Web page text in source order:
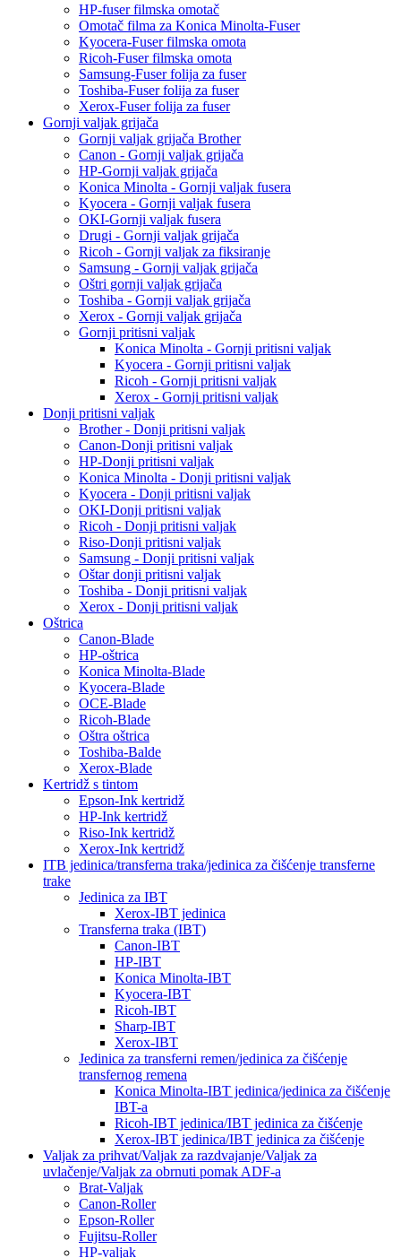
HP-fuser filmska omotač
Omotač filma za Konica Minolta-Fuser
Kyocera-Fuser filmska omota
Ricoh-Fuser filmska omota
Samsung-Fuser folija za fuser
Toshiba-Fuser folija za fuser
Xerox-Fuser folija za fuser
Gornji valjak grijača
Gornji valjak grijača Brother
Canon - Gornji valjak grijača
HP-Gornji valjak grijača
Konica Minolta - Gornji valjak fusera
Kyocera - Gornji valjak fusera
OKI-Gornji valjak fusera
Drugi - Gornji valjak grijača
Ricoh - Gornji valjak za fiksiranje
Samsung - Gornji valjak grijača
Oštri gornji valjak grijača
Toshiba - Gornji valjak grijača
Xerox - Gornji valjak grijača
Gornji pritisni valjak
Konica Minolta - Gornji pritisni valjak
Kyocera - Gornji pritisni valjak
Ricoh - Gornji pritisni valjak
Xerox - Gornji pritisni valjak
Donji pritisni valjak
Brother - Donji pritisni valjak
Canon-Donji pritisni valjak
HP-Donji pritisni valjak
Konica Minolta - Donji pritisni valjak
Kyocera - Donji pritisni valjak
OKI-Donji pritisni valjak
Ricoh - Donji pritisni valjak
Riso-Donji pritisni valjak
Samsung - Donji pritisni valjak
Oštar donji pritisni valjak
Toshiba - Donji pritisni valjak
Xerox - Donji pritisni valjak
Oštrica
Canon-Blade
HP-oštrica
Konica Minolta-Blade
Kyocera-Blade
OCE-Blade
Ricoh-Blade
Oštra oštrica
Toshiba-Balde
Xerox-Blade
Kertridž s tintom
Epson-Ink kertridž
HP-Ink kertridž
Riso-Ink kertridž
Xerox-Ink kertridž
ITB jedinica/transferna traka/jedinica za čišćenje transferne
trake
Jedinica za IBT
Xerox-IBT jedinica
Transferna traka (IBT)
Canon-IBT
HP-IBT
Konica Minolta-IBT
Kyocera-IBT
Ricoh-IBT
Sharp-IBT
Xerox-IBT
Jedinica za transferni remen/jedinica za čišćenje
transfernog remena
Konica Minolta-IBT jedinica/jedinica za čišćenje
IBT-a
Ricoh-IBT jedinica/IBT jedinica za čišćenje
Xerox-IBT jedinica/IBT jedinica za čišćenje
Valjak za prihvat/Valjak za razdvajanje/Valjak za
uvlačenje/Valjak za obrnuti pomak ADF-a
Brat-Valjak
Canon-Roller
Epson-Roller
Fujitsu-Roller
HP-valjak